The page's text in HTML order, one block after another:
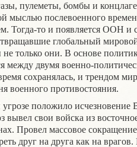
пулеметы, бомбы и
мыслью послевоенного
Тогда-то и появляется ООН и
глобальный
не только они. В основе
между двумя военно-
сохранялась, и трендом
военного противостояния.
угрозе положило
вывел свои войска из
Провел массовое
друг на друга как на